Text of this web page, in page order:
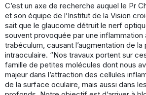
C’est un axe de recherche auquel le Pr
et son équipe de l’Institut de la Vision
sait que le glaucome détruit le nerf
souvent provoquée par une inflammation
trabéculum, causant l’augmentation de la
intraoculaire. “Nos travaux portent sur
famille de petites molécules dont nous
majeur dans l’attraction des cellules
de la surface oculaire, mais aussi dans